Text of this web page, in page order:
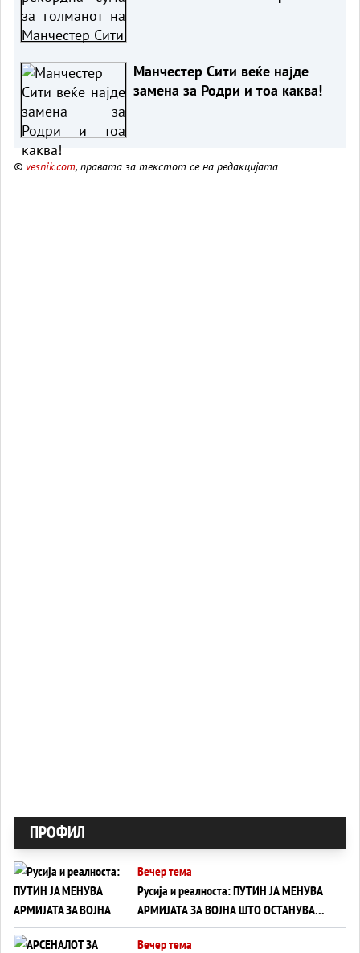
Манчестер Сити веќе најде
замена за Родри и тоа каква!
© vesnik.com, правата за текстот се на редакцијата
ПРОФИЛ
Вечер тема
Русија и реалноста: ПУТИН ЈА МЕНУВА
АРМИЈАТА ЗА ВОЈНА ШТО ОСТАНУВА
БЕЗ ФРОНТ
Вечер тема